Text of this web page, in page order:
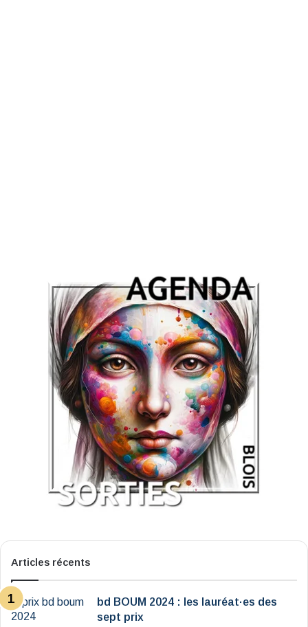
Articles récents
bd BOUM 2024 : les lauréat·es des
sept prix